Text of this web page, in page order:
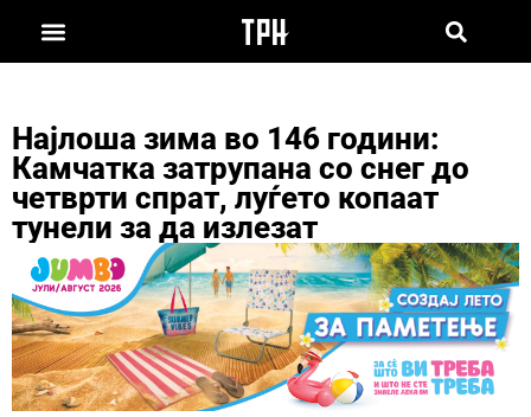
Најлоша зима во 146 години:
Камчатка затрупана со снег до
четврти спрат, луѓето копаат
тунели за да излезат